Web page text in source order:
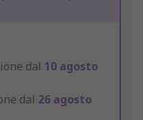
dal 10 agosto
dal 26 agosto